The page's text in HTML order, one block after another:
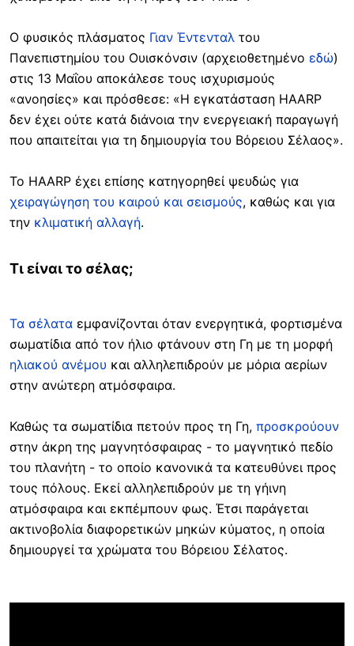
Ο φυσικός πλάσματος Γιαν Έντενταλ του
Πανεπιστημίου του Ουισκόνσιν (αρχειοθετημένο εδώ)
στις 13 Μαΐου αποκάλεσε τους ισχυρισμούς
«ανοησίες» και πρόσθεσε: «Η εγκατάσταση HAARP
δεν έχει ούτε κατά διάνοια την ενεργειακή παραγωγή
που απαιτείται για τη δημιουργία του Βόρειου Σέλαος».
Το HAARP έχει επίσης κατηγορηθεί ψευδώς για
χειραγώγηση του καιρού και σεισμούς, καθώς και για
την κλιματική αλλαγή.
Τι είναι το σέλας;
Τα σέλατα εμφανίζονται όταν ενεργητικά, φορτισμένα
σωματίδια από τον ήλιο φτάνουν στη Γη με τη μορφή
ηλιακού ανέμου και αλληλεπιδρούν με μόρια αερίων
στην ανώτερη ατμόσφαιρα.
Καθώς τα σωματίδια πετούν προς τη Γη, προσκρούουν
στην άκρη της μαγνητόσφαιρας - το μαγνητικό πεδίο
του πλανήτη - το οποίο κανονικά τα κατευθύνει προς
τους πόλους. Εκεί αλληλεπιδρούν με τη γήινη
ατμόσφαιρα και εκπέμπουν φως. Έτσι παράγεται
ακτινοβολία διαφορετικών μηκών κύματος, η οποία
δημιουργεί τα χρώματα του Βόρειου Σέλατος.